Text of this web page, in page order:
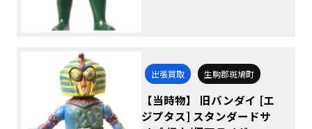
出張買取 生駒郡斑鳩町
【当時物】 旧バンダイ [エ
ジプタス] スタンダードサ